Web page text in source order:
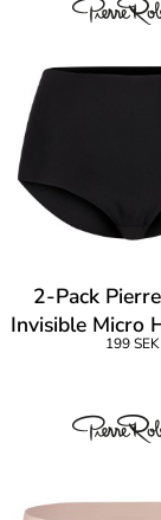
2-Pack
Invisible Micro
Briefs
199 SEK